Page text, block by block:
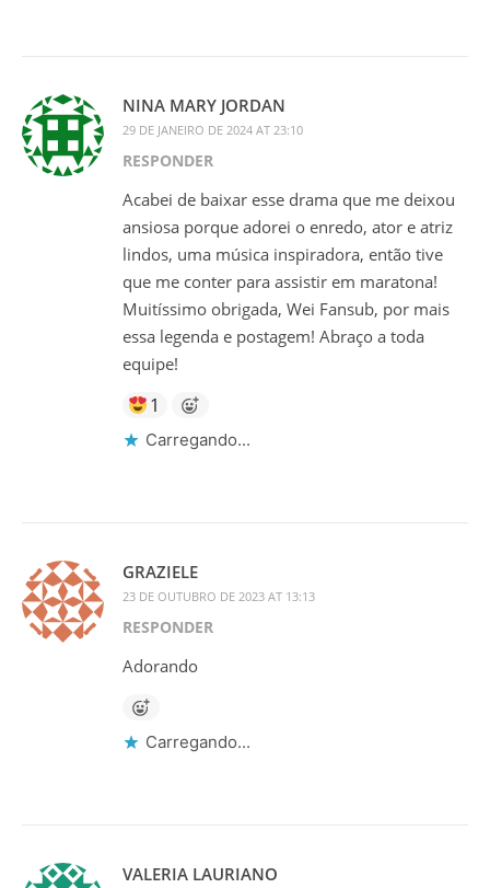
NINA MARY JORDAN
29 DE JANEIRO DE 2024 AT 23:10
RESPONDER
Acabei de baixar esse drama que me deixou
ansiosa porque adorei o enredo, ator e atriz
lindos, uma música inspiradora, então tive
que me conter para assistir em maratona!
Muitíssimo obrigada, Wei Fansub, por mais
essa legenda e postagem! Abraço a toda
equipe!
1
Carregando...
GRAZIELE
23 DE OUTUBRO DE 2023 AT 13:13
RESPONDER
Adorando
Carregando...
VALERIA LAURIANO